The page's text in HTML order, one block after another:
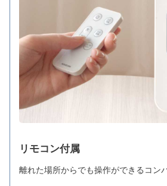
リモコン付属
離れた場所からでも操作ができるコン